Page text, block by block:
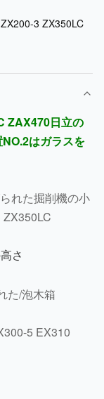
3 ZX350LC
ZAX470日立の
はガラスを
れた掘削機の小
さ
た/泡木箱
5 EX310